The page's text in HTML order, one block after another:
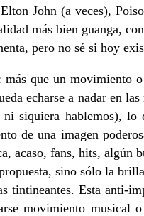
John (a veces),
más bien guanga,
pero no sé si hoy
que un movimiento
echarse a nadar en
siquiera hablemos),
de una imagen
acaso, fans, hits,
sino sólo la
Esta anti-
movimiento